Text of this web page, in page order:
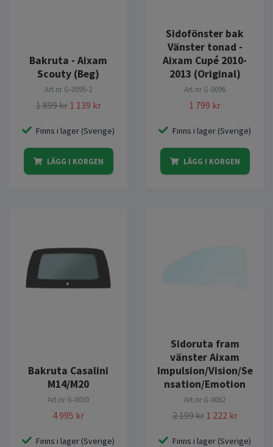
Bakruta - Aixam
Scouty (Beg)
Art.nr G-0095-2
1 899 kr 1 139 kr
Finns i lager (Sverige)
LÄGG I KORGEN
Sidofönster bak
Vänster tonad -
Aixam Cupé 2010-
2013 (Original)
Art.nr G-0096
1 799 kr
Finns i lager (Sverige)
LÄGG I KORGEN
Bakruta Casalini
M14/M20
Art.nr G-0030
4 995 kr
Finns i lager (Sverige)
Sidoruta fram
vänster Aixam
Impulsion/Vision/Se
nsation/Emotion
Art.nr G-0062
2 199 kr 1 222 kr
Finns i lager (Sverige)